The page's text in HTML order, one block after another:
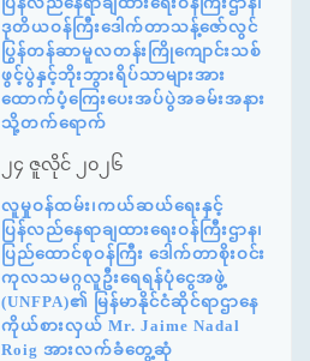
ဒုတိယဝန်ကြီးဒေါက်တာသန့်ဇော်လွင်
ပြွန်တန်ဆာမူလတန်းကြိုကျောင်းသစ်
ဖွင့်ပွဲနှင့်ဘိုးဘွားရိပ်သာများအား
ထောက်ပံ့ကြေးပေးအပ်ပွဲအခမ်းအနား
သို့တက်ရောက်
၂၄ ဇူလိုင် ၂၀၂၆
လူမှုဝန်ထမ်း၊ကယ်ဆယ်ရေးနှင့်
ပြန်လည်နေရာချထားရေးဝန်ကြီးဌာန၊
ပြည်ထောင်စုဝန်ကြီး ဒေါက်တာစိုးဝင်း
ကုလသမဂ္ဂလူဦးရေရန်ပုံငွေအဖွဲ့
(UNFPA)၏ မြန်မာနိုင်ငံဆိုင်ရာဌာနေ
ကိုယ်စားလှယ် Mr. Jaime Nadal
Roig အားလက်ခံတွေ့ဆုံ